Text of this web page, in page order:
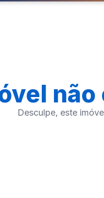
Desculpe, este